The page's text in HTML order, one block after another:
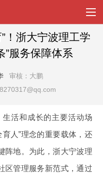
！浙大宁波理工学
”服务保障体系
审核：大鹏
活和成长的主要活动场
人”理念的重要载体，还
阵地。为此，浙大宁波理
区管理服务新范式，通过